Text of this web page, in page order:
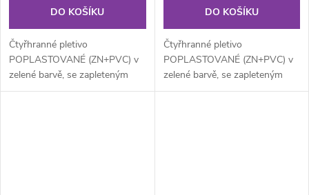
DO KOŠÍKU
Čtyřhranné pletivo
POPLASTOVANÉ (ZN+PVC) v
zelené barvě, se zapleteným
napínacím drátem. Výška 180
DO KOŠÍKU
Čtyřhranné pletivo
POPLASTOVANÉ (ZN+PVC) v
zelené barvě, se zapleteným
napínacím drátem. Výška 180